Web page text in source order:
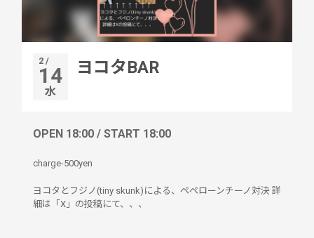
2 /
14
水
ヨコタBAR
OPEN 18:00 / START 18:00
charge-500yen
ヨコタとフジノ(tiny skunk)による、ペペローンチーノ対決 詳
細は「X」の投稿にて、、、